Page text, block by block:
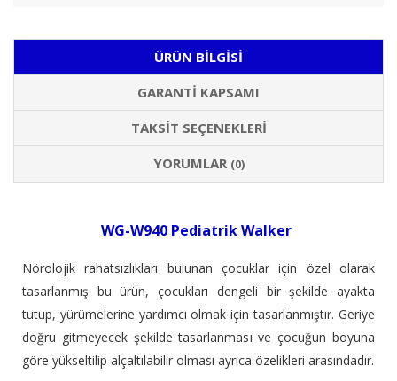
ÜRÜN BILGISI
GARANTI KAPSAMI
TAKSIT SEÇENEKLERI
YORUMLAR (0)
WG-W940 Pediatrik Walker
Nörolojik rahatsızlıkları bulunan çocuklar için özel olarak
tasarlanmış bu ürün, çocukları dengeli bir şekilde ayakta
tutup, yürümelerine yardımcı olmak için tasarlanmıştır. Geriye
doğru gitmeyecek şekilde tasarlanması ve çocuğun boyuna
göre yükseltilip alçaltılabilir olması ayrıca özelikleri arasındadır.